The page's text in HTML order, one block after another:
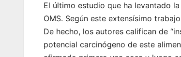
El último estudio que ha levantado
OMS. Según este extensísimo
De hecho, los autores califican de
potencial carcinógeno de este